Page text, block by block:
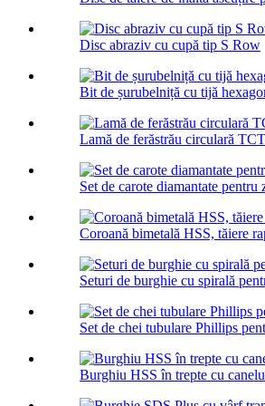
Disc abraziv cu cupă tip S Row
Bit de șurubelniță cu tijă
Lamă de ferăstrău circulară
Set de carote diamantate
Coroană bimetală HSS, tăiere
Seturi de burghie cu spirală
Set de chei tubulare Phillips
Burghiu HSS în trepte cu